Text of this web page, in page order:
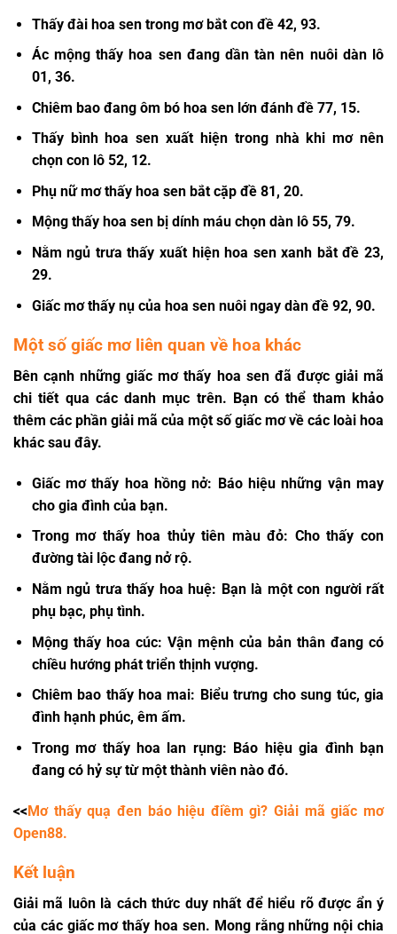
Thấy đài hoa sen trong mơ bắt con đề 42, 93.
Ác mộng thấy hoa sen đang dần tàn nên nuôi dàn lô
01, 36.
Chiêm bao đang ôm bó hoa sen lớn đánh đề 77, 15.
Thấy bình hoa sen xuất hiện trong nhà khi mơ nên
chọn con lô 52, 12.
Phụ nữmơ thấy hoa senbắt cặp đề 81, 20.
Mộng thấy hoa sen bị dính máu chọn dàn lô 55, 79.
Nằm ngủ trưa thấy xuất hiện hoa sen xanh bắt đề 23,
29.
Giấc mơ thấy nụ của hoa sen nuôi ngay dàn đề 92, 90.
Một số giấc mơ liên quan về hoa khác
Bên cạnh những giấcmơ thấy hoa senđã được giải mã
chi tiết qua các danh mục trên. Bạn có thể tham khảo
thêm các phần giải mã của một số giấc mơ về các loài hoa
khác sau đây.
Giấc mơ thấy hoa hồng nở: Báo hiệu những vận may
cho gia đình của bạn.
Trong mơ thấy hoa thủy tiên màu đỏ: Cho thấy con
đường tài lộc đang nở rộ.
Nằm ngủ trưa thấy hoa huệ: Bạn là một con người rất
phụ bạc, phụ tình.
Mộng thấy hoa cúc: Vận mệnh của bản thân đang có
chiều hướng phát triển thịnh vượng.
Chiêm bao thấy hoa mai: Biểu trưng cho sung túc, gia
đình hạnh phúc, êm ấm.
Trong mơ thấy hoa lan rụng: Báo hiệu gia đình bạn
đang có hỷ sự từ một thành viên nào đó.
<<Mơ thấy quạ đen báo hiệu điềm gì? Giải mã giấc mơ
Open88.
Kết luận
Giải mã luôn là cách thức duy nhất để hiểu rõ được ẩn ý
của các giấcmơ thấy hoa sen. Mong rằng những nội chia